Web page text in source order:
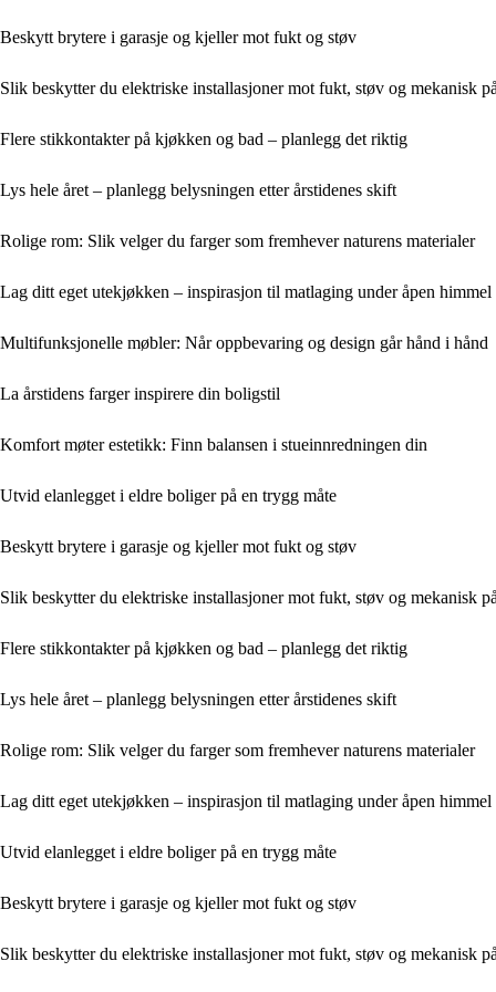
Beskytt brytere i garasje og kjeller mot fukt og støv
Slik beskytter du elektriske installasjoner mot fukt, støv og mekanisk
Flere stikkontakter på kjøkken og bad – planlegg det riktig
Lys hele året – planlegg belysningen etter årstidenes skift
Rolige rom: Slik velger du farger som fremhever naturens materialer
Lag ditt eget utekjøkken – inspirasjon til matlaging under åpen himmel
Multifunksjonelle møbler: Når oppbevaring og design går hånd i hånd
La årstidens farger inspirere din boligstil
Komfort møter estetikk: Finn balansen i stueinnredningen din
Utvid elanlegget i eldre boliger på en trygg måte
Beskytt brytere i garasje og kjeller mot fukt og støv
Slik beskytter du elektriske installasjoner mot fukt, støv og mekanisk
Flere stikkontakter på kjøkken og bad – planlegg det riktig
Lys hele året – planlegg belysningen etter årstidenes skift
Rolige rom: Slik velger du farger som fremhever naturens materialer
Lag ditt eget utekjøkken – inspirasjon til matlaging under åpen himmel
Utvid elanlegget i eldre boliger på en trygg måte
Beskytt brytere i garasje og kjeller mot fukt og støv
Slik beskytter du elektriske installasjoner mot fukt, støv og mekanisk